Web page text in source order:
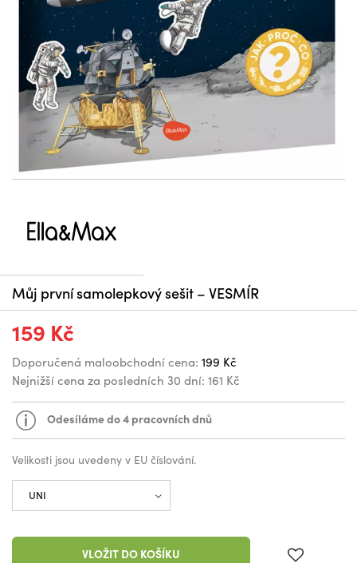
Můj první samolepkový sešit – VESMÍR
159 Kč
Doporučená maloobchodní cena: 199 Kč
Nejnižší cena za posledních 30 dní: 161 Kč
Odesíláme do 4 pracovních dnů
Velikosti jsou uvedeny v EU číslování.
VLOŽIT DO KOŠÍKU